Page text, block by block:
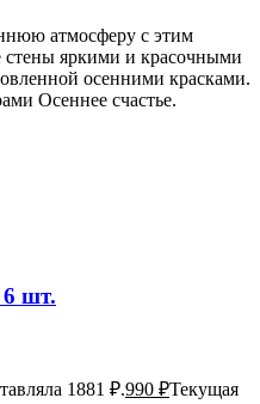
атмосферу с этим
стены яркими и красочными
осенними красками.
Осеннее счастье.
шт.
1881 ₽.990 ₽Текущая